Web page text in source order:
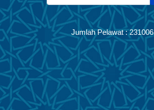
Jumlah Pelawat :231006